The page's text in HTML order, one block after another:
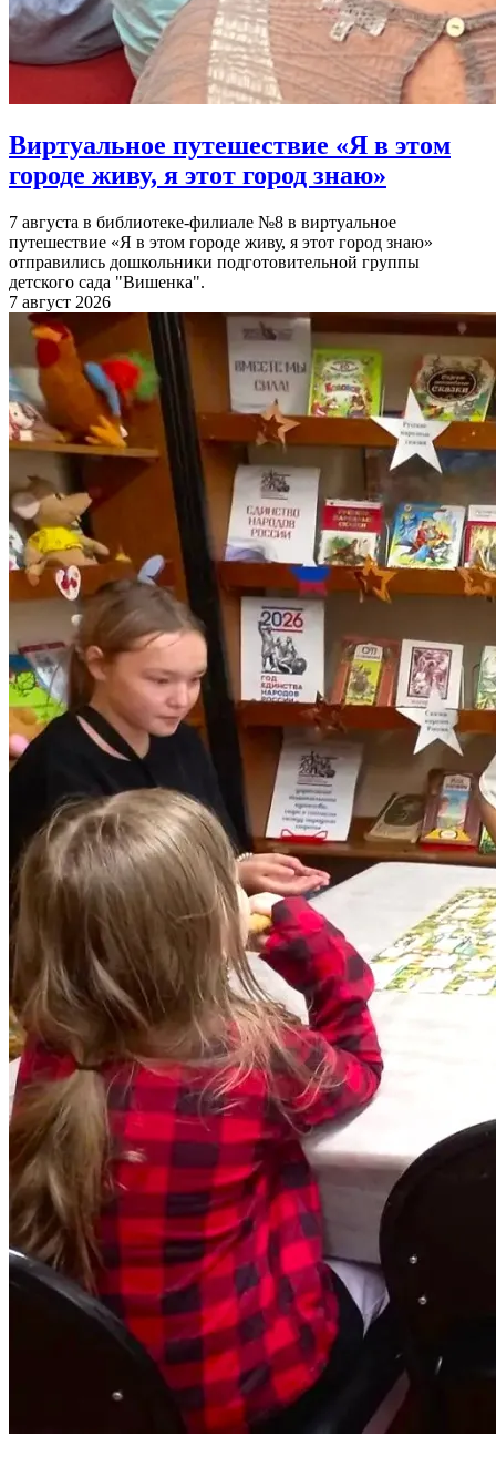
Виртуальное путешествие «Я в этом
городе живу, я этот город знаю»
7 августа в библиотеке-филиале №8 в виртуальное
путешествие «Я в этом городе живу, я этот город знаю»
отправились дошкольники подготовительной группы
детского сада "Вишенка".
7 август 2026